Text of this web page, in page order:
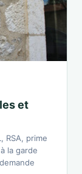
et
RSA, prime
la garde